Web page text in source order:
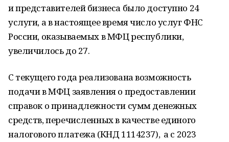
и представителей бизнеса было доступно 24
услуги, а в настоящее время число услуг ФНС
России, оказываемых в МФЦ республики,
увеличилось до 27.
С текущего года реализована возможность
подачи в МФЦ заявления о предоставлении
справок о принадлежности сумм денежных
средств, перечисленных в качестве единого
налогового платежа (КНД 1114237), а с 2023